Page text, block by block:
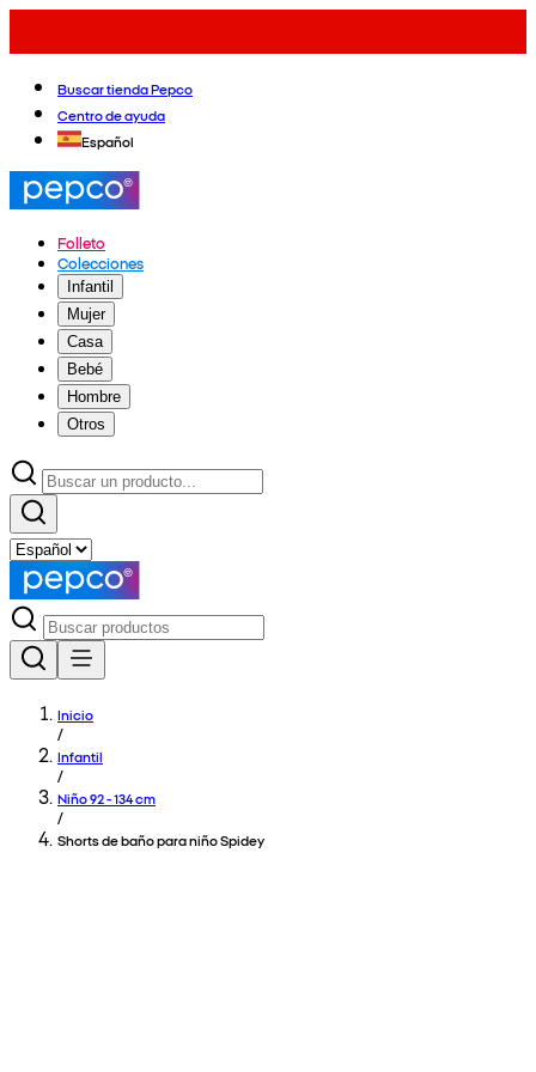
Buscar tienda Pepco
Centro de ayuda
Español
Folleto
Colecciones
Infantil
Mujer
Casa
Bebé
Hombre
Otros
Inicio
/
Infantil
/
Niño 92 - 134 cm
/
Shorts de baño para niño Spidey